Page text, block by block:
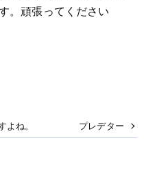
。頑張ってください
ね。 プレデター